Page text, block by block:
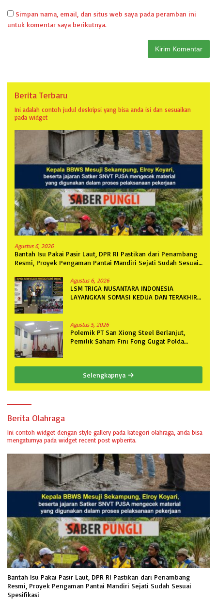
Simpan nama, email, dan situs web saya pada peramban ini
untuk komentar saya berikutnya.
Berita Terbaru
Ini adalah contoh judul deskripsi yang bisa anda isi dan sesuaikan
pada widget
Agustus 6, 2026
Bantah Isu Pakai Pasir Laut, DPR RI Pastikan dari Penambang
Resmi, Proyek Pengaman Pantai Mandiri Sejati Sudah Sesuai
Agustus 6, 2026
LSM TRIGA NUSANTARA INDONESIA
LAYANGKAN SOMASI KEDUA DAN TERAKHIR
Agustus 5, 2026
Polemik PT San Xiong Steel Berlanjut,
Pemilik Saham Fini Fong Gugat Polda
Selengkapnya
Berita Olahraga
Ini contoh widget dengan style gallery pada kategori olahraga, anda bisa
mengaturnya pada widget recent post wpberita.
Bantah Isu Pakai Pasir Laut, DPR RI Pastikan dari Penambang
Resmi, Proyek Pengaman Pantai Mandiri Sejati Sudah Sesuai
Spesifikasi